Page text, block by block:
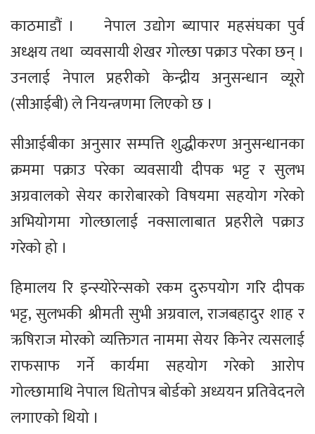
काठमाडौं । नेपाल उद्योग ब्यापार महसंघका पुर्व
अध्क्षय तथा व्यवसायी शेखर गोल्छा पक्राउ परेका छन् ।
उनलाई नेपाल प्रहरीको केन्द्रीय अनुसन्धान व्यूरो
(सीआईबी) ले नियन्त्रणमा लिएको छ ।
सीआईबीका अनुसार सम्पत्ति शुद्धीकरण अनुसन्धानका
क्रममा पक्राउ परेका व्यवसायी दीपक भट्ट र सुलभ
अग्रवालको सेयर कारोबारको विषयमा सहयोग गरेको
अभियोगमा गोल्छालाई नक्सालाबात प्रहरीले पक्राउ
गरेको हो ।
हिमालय रि इन्स्योरेन्सको रकम दुरुपयोग गरि दीपक
भट्ट, सुलभकी श्रीमती सुभी अग्रवाल, राजबहादुर शाह र
ऋषिराज मोरको व्यक्तिगत नाममा सेयर किनेर त्यसलाई
राफसाफ गर्ने कार्यमा सहयोग गरेको आरोप
गोल्छामाथि नेपाल धितोपत्र बोर्डको अध्ययन प्रतिवेदनले
लगाएको थियो ।